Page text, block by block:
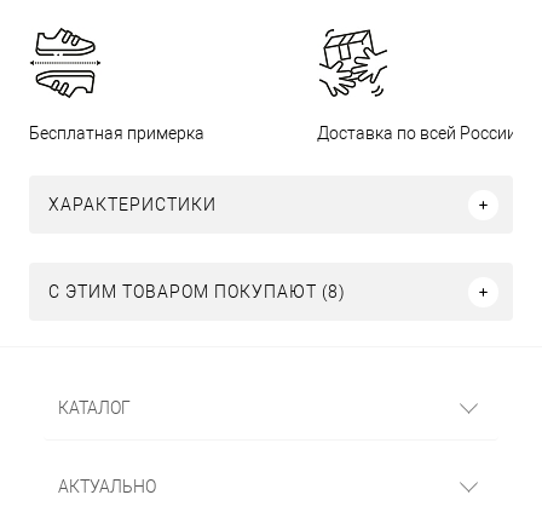
Бесплатная примерка Доставка по всей России
ХАРАКТЕРИСТИКИ
С ЭТИМ ТОВАРОМ ПОКУПАЮТ (8)
КАТАЛОГ
АКТУАЛЬНО